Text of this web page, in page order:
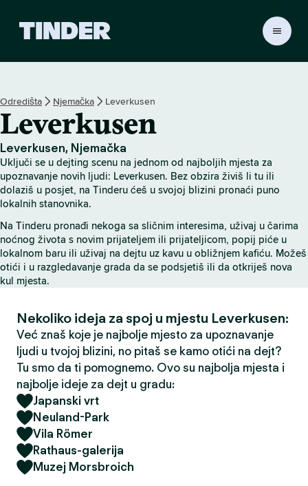
r
n
a
s
l
o
v
c
a
Odredišta Njemačka Leverkusen
Leverkusen
Leverkusen, Njemačka
Uključi se u dejting scenu na jednom od najboljih mjesta za
upoznavanje novih ljudi: Leverkusen. Bez obzira živiš li tu ili
dolaziš u posjet, na Tinderu ćeš u svojoj blizini pronaći puno
lokalnih stanovnika.
Na Tinderu pronađi nekoga sa sličnim interesima, uživaj u čarima
noćnog života s novim prijateljem ili prijateljicom, popij piće u
lokalnom baru ili uživaj na dejtu uz kavu u obližnjem kafiću. Možeš
otići i u razgledavanje grada da se podsjetiš ili da otkriješ nova
kul mjesta.
Nekoliko ideja za spoj u mjestu Leverkusen:
Već znaš koje je najbolje mjesto za upoznavanje
ljudi u tvojoj blizini, no pitaš se kamo otići na dejt?
Tu smo da ti pomognemo. Ovo su najbolja mjesta i
najbolje ideje za dejt u gradu:
Japanski vrt
Neuland-Park
Vila Römer
Rathaus-galerija
Muzej Morsbroich